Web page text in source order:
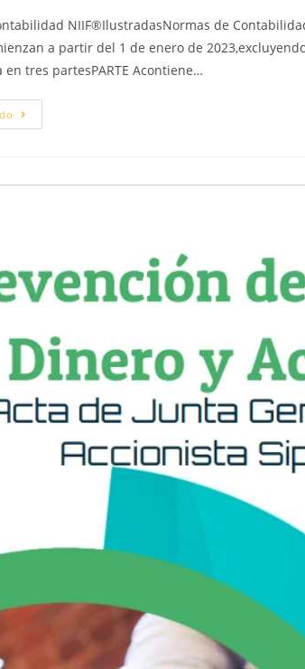
NIIF®IlustradasNormas de
a partir del 1 de enero de
tres partesPARTE Acontiene…
NIIF
Completas